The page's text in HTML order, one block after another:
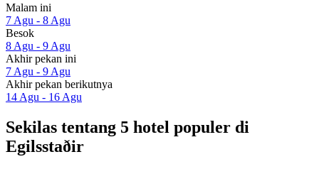
Malam ini
7 Agu - 8 Agu
Besok
8 Agu - 9 Agu
Akhir pekan ini
7 Agu - 9 Agu
Akhir pekan berikutnya
14 Agu - 16 Agu
Sekilas tentang 5 hotel populer di
Egilsstaðir